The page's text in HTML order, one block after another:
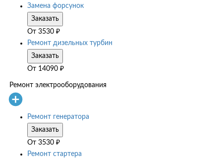
Замена форсунок
Заказать
От 3530 ₽
Ремонт дизельных турбин
Заказать
От 14090 ₽
Ремонт электрооборудования
Ремонт генератора
Заказать
От 3530 ₽
Ремонт стартера